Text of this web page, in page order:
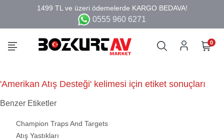
0555 960 6271
0
'Amerikan Atış Desteği' kelimesi için etiket sonuçları
Benzer Etiketler
Champion Traps And Targets
Atış Yastıkları